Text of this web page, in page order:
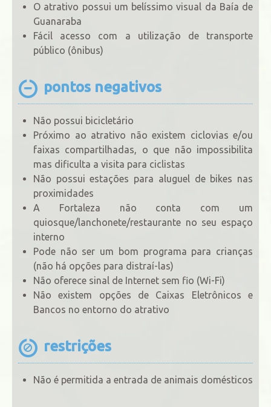
O atrativo possui um belíssimo visual da Baía de
Guanaraba
Fácil acesso com a utilização de transporte
público (ônibus)
pontos negativos
Não possui bicicletário
Próximo ao atrativo não existem ciclovias e/ou
faixas compartilhadas, o que não impossibilita
mas dificulta a visita para ciclistas
Não possui estações para aluguel de bikes nas
proximidades
A Fortaleza não conta com um
quiosque/lanchonete/restaurante no seu espaço
interno
Pode não ser um bom programa para crianças
(não há opções para distraí-las)
Não oferece sinal de Internet sem fio (Wi-Fi)
Não existem opções de Caixas Eletrônicos e
Bancos no entorno do atrativo
restrições
Não é permitida a entrada de animais domésticos